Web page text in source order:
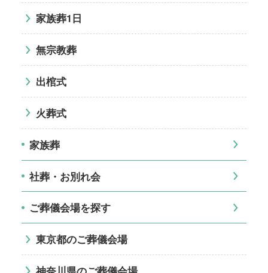
家族葬1日
無宗教葬
出棺式
火葬式
家族葬
社葬・お別れ会
ご葬儀会場を探す
東京都のご葬儀会場